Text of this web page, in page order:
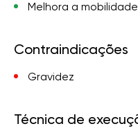
Melhora a
Contraindicações
Gravidez
Técnica de